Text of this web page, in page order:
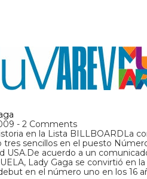
- 2 Comments
en la Lista BILLBOARDLa
tres sencillos en el puesto
USA.De acuerdo a un
Lady Gaga se convirtió en
en el número uno en los 16